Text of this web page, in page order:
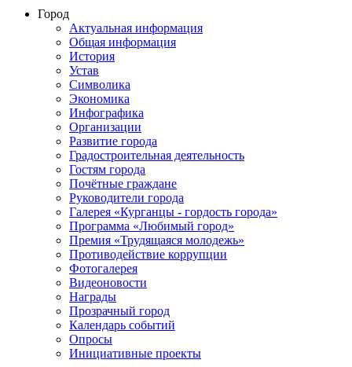
Город
Актуальная информация
Общая информация
История
Устав
Символика
Экономика
Инфографика
Организации
Развитие города
Градостроительная деятельность
Гостям города
Почётные граждане
Руководители города
Галерея «Курганцы - гордость города»
Программа «Любимый город»
Премия «Трудящаяся молодежь»
Противодействие коррупции
Фотогалерея
Видеоновости
Награды
Прозрачный город
Календарь событий
Опросы
Инициативные проекты